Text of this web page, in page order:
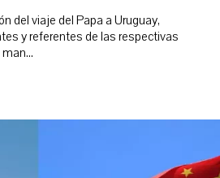
del viaje del Papa a Uruguay,
y referentes de las respectivas